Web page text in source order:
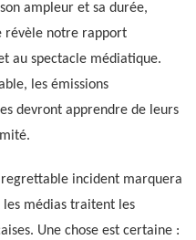
ampleur et sa durée,
révèle notre rapport
au spectacle médiatique.
les émissions
devront apprendre de leurs
incident marquera
médias traitent les
Une chose est certaine :